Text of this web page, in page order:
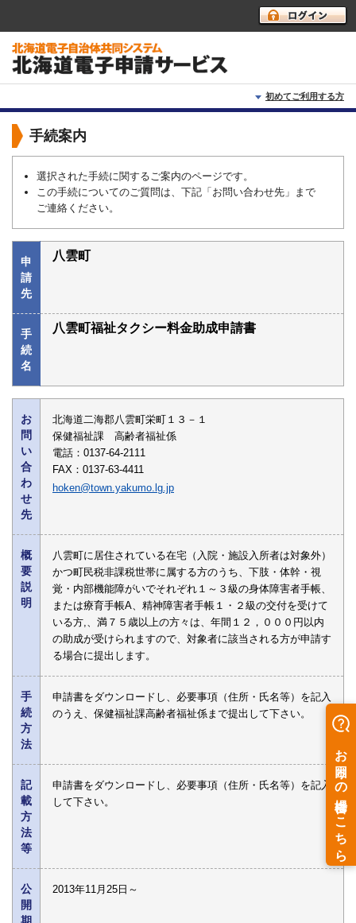
初めてご利用する方
初めて利用する方へ
利用上の注意
よくあるご質問
手続案内
選択された手続に関するご案内のページです。
この手続についてのご質問は、下記「お問い合わせ先」まで
ご連絡ください。
申
請
先
八雲町
手
続
名
八雲町福祉タクシー料金助成申請書
お
問
い
合
わ
せ
先
北海道二海郡八雲町栄町１３－１
保健福祉課 高齢者福祉係
電話：0137-64-2111
FAX：0137-63-4411
hoken@town.yakumo.lg.jp
概
要
説
明
八雲町に居住されている在宅（入院・施設入所者は対象外）
かつ町民税非課税世帯に属する方のうち、下肢・体幹・視
覚・内部機能障がいでそれぞれ１～３級の身体障害者手帳、
または療育手帳A、精神障害者手帳１・２級の交付を受けて
いる方,、満７５歳以上の方々は、年間１２，０００円以内
の助成が受けられますので、対象者に該当される方が申請す
る場合に提出します。
手
続
方
法
申請書をダウンロードし、必要事項（住所・氏名等）を記入
のうえ、保健福祉課高齢者福祉係まで提出して下さい。
記
載
方
法
等
申請書をダウンロードし、必要事項（住所・氏名等）を記入
して下さい。
公
開
2013年11月25日～